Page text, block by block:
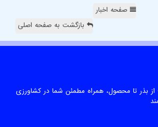
صفحه اخبار
بازگشت به صفحه اصلی
بذر تا محصول، همراه مطمئن شما در کشاورزی